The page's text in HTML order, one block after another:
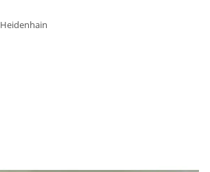
Heidenhain